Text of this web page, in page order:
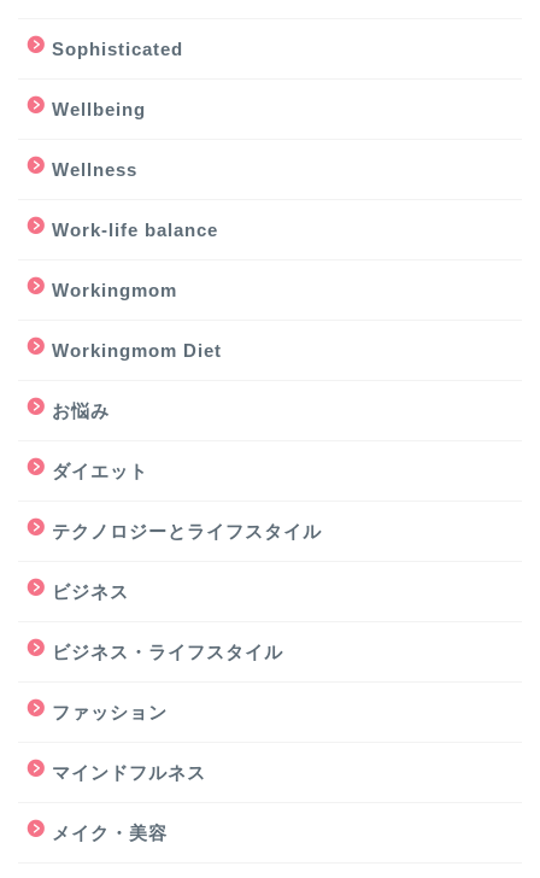
Sophisticated
Wellbeing
Wellness
Work-life balance
Workingmom
Workingmom Diet
お悩み
ダイエット
テクノロジーとライフスタイル
ビジネス
ビジネス・ライフスタイル
ファッション
マインドフルネス
メイク・美容